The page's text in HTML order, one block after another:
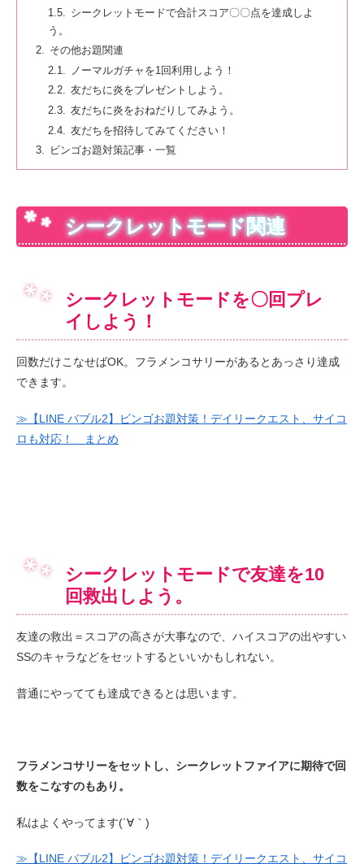
シークレットモードで合計スコア〇〇点を達成しよ
う。
その他お題関連
ノーマルガチャを1回利用しよう！
友だちに炎をプレゼントしよう。
友だちに炎をおねだりしてみよう。
友だちを招待してみてください！
ビンゴお題対策記事・一覧
シークレットモード関連
シークレットモードを〇回プレ
イしよう！
回数だけこなせばOK。フラメンコサリーがあるとあっさり達成
できます。
≫【LINE バブル2】ビンゴお題対策！デイリークエスト、サイコ
ロも対応！ まとめ
シークレットモードで友達を10
回救出しよう。
友達の救出＝スコアの高さが大事なので、ハイスコアの出やすい
SSのキャラなどをセットするといいかもしれない。
普通にやってても達成できるとは思います。
フラメンコサリーをセットし、シークレットファイアに期待で回
数をこなすのもあり。
私はよくやってます(´∀｀)
≫【LINE バブル2】ビンゴお題対策！デイリークエスト、サイコ